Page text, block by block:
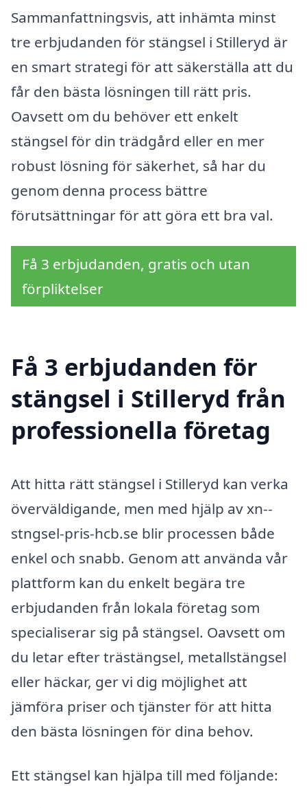
Sammanfattningsvis, att inhämta minst
tre erbjudanden för stängsel i Stilleryd är
en smart strategi för att säkerställa att du
får den bästa lösningen till rätt pris.
Oavsett om du behöver ett enkelt
stängsel för din trädgård eller en mer
robust lösning för säkerhet, så har du
genom denna process bättre
förutsättningar för att göra ett bra val.
Få 3 erbjudanden, gratis och utan
förpliktelser
Få 3 erbjudanden för
stängsel i Stilleryd från
professionella företag
Att hitta rätt stängsel i Stilleryd kan verka
överväldigande, men med hjälp av xn--
stngsel-pris-hcb.se blir processen både
enkel och snabb. Genom att använda vår
plattform kan du enkelt begära tre
erbjudanden från lokala företag som
specialiserar sig på stängsel. Oavsett om
du letar efter trästängsel, metallstängsel
eller häckar, ger vi dig möjlighet att
jämföra priser och tjänster för att hitta
den bästa lösningen för dina behov.
Ett stängsel kan hjälpa till med följande: